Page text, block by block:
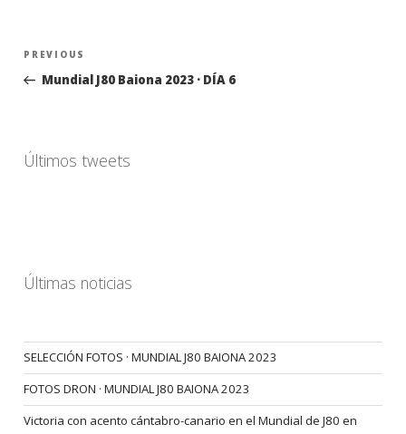
Navegación
entradas
Previous
Post
PREVIOUS
Mundial J80 Baiona 2023 · DÍA 6
Últimos tweets
Últimas noticias
SELECCIÓN FOTOS · MUNDIAL J80 BAIONA 2023
FOTOS DRON · MUNDIAL J80 BAIONA 2023
Victoria con acento cántabro-canario en el Mundial de J80 en